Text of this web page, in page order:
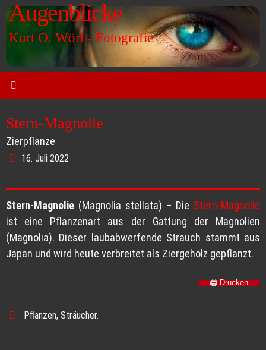
Zum
Inhalt
springen
Augenblicke
Kurt O. Wörl - Fotografie
Stern-Magnolie
Zierpflanze
16. Juli 2022
Stern-Magnolie (Magnolia stellata) – Die Stern-Magnolie
ist eine Pflanzenart aus der Gattung der Magnolien
(Magnolia). Dieser laubabwerfende Strauch stammt aus
Japan und wird heute verbreitet als Ziergehölz gepflanzt.
🖨️ Drucken
Pflanzen,Sträucher.